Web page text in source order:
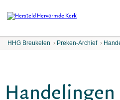
HHG Breukelen › Preken-Archief ›
Handelingen